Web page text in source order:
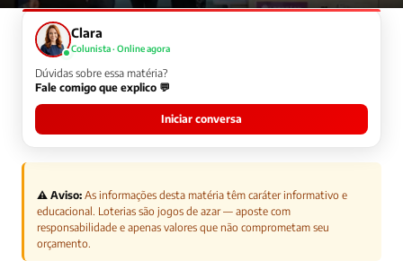
Clara
Colunista · Online agora
Dúvidas sobre essa matéria?
Fale comigo que explico 💬
Iniciar conversa
⚠️ Aviso: As informações desta matéria têm caráter informativo e
educacional. Loterias são jogos de azar — aposte com
responsabilidade e apenas valores que não comprometam seu
orçamento.